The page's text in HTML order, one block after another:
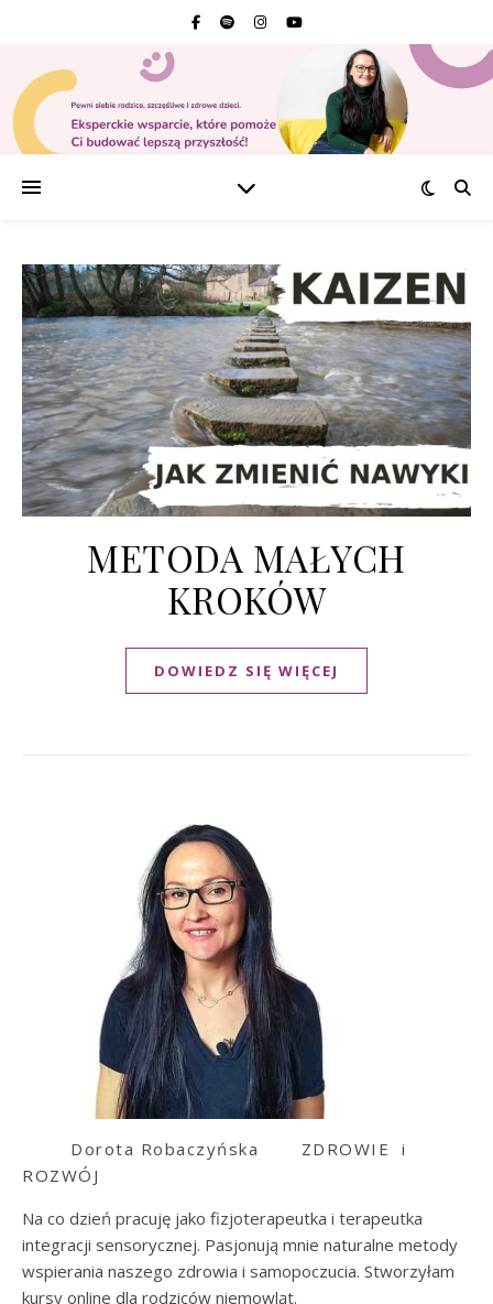
METODA MAŁYCH
KROKÓW
DOWIEDZ SIĘ WIĘCEJ
Dorota Robaczyńska ZDROWIE i
ROZWÓJ
Na co dzień pracuję jako fizjoterapeutka i terapeutka
integracji sensorycznej. Pasjonują mnie naturalne metody
wspierania naszego zdrowia i samopoczucia. Stworzyłam
kursy online dla rodziców niemowląt.